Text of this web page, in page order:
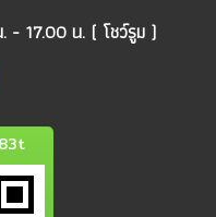
- 17.00 น. ( โชว์รูม )